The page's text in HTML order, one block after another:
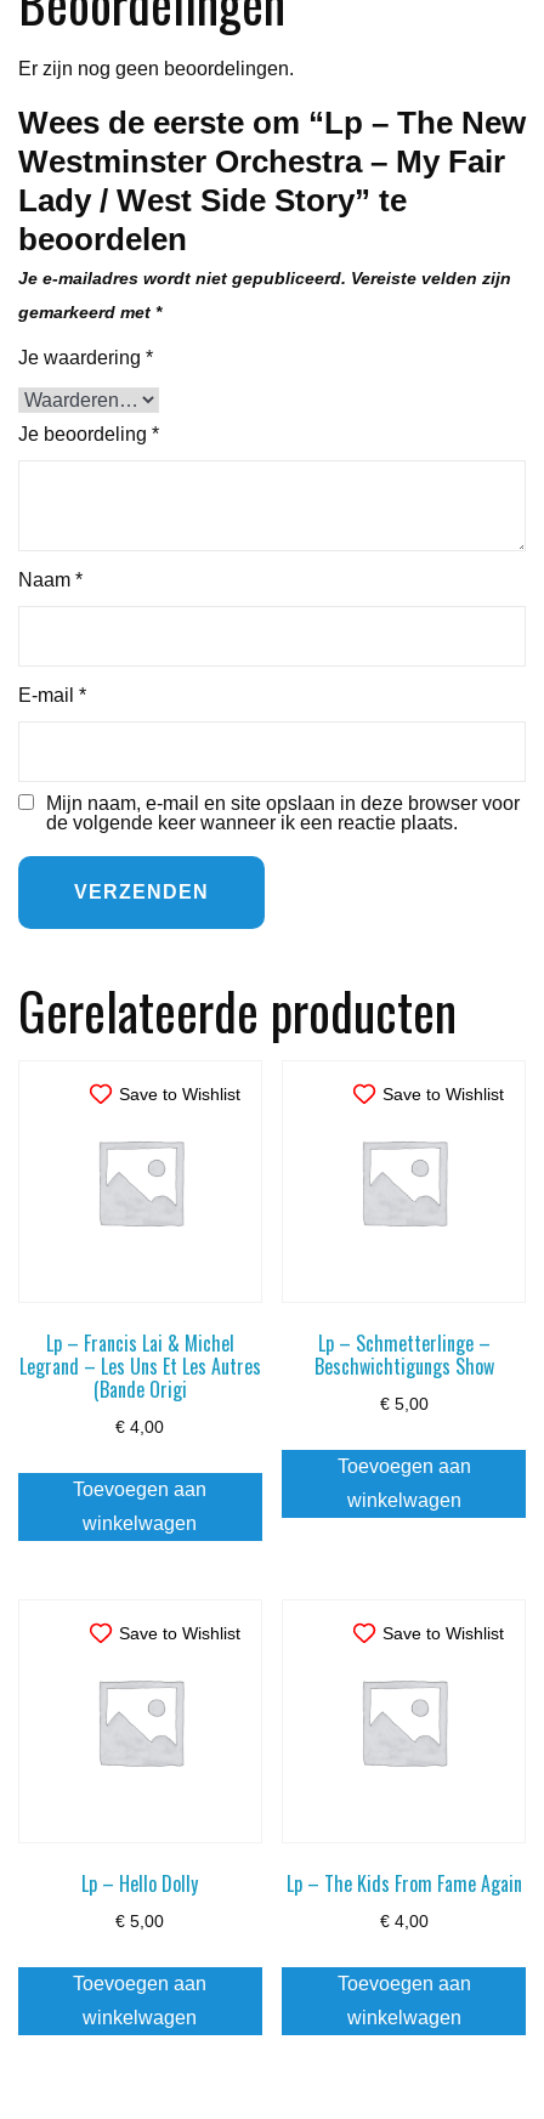
Lady
Side
Story
aantal
Er zijn nog geen beoordelingen.
Wees de eerste om “Lp – The New
Westminster Orchestra – My Fair
Lady / West Side Story” te
beoordelen
Je e-mailadres wordt niet gepubliceerd. Vereiste velden zijn
gemarkeerd met *
Je waardering *
Je beoordeling *
Naam *
E-mail *
Mijn naam, e-mail en site opslaan in deze browser voor
de volgende keer wanneer ik een reactie plaats.
Gerelateerde producten
Save to Wishlist
Lp – Francis Lai & Michel
Legrand – Les Uns Et Les Autres
(Bande Origi
€ 4,00
Toevoegen aan
winkelwagen
Save to Wishlist
Lp – Schmetterlinge –
Beschwichtigungs Show
€5,00
Toevoegen aan
winkelwagen
Save to Wishlist
Lp – Hello Dolly
€ 5,00
Toevoegen aan
winkelwagen
Save to Wishlist
Lp – The Kids From Fame Again
€4,00
Toevoegen aan
winkelwagen